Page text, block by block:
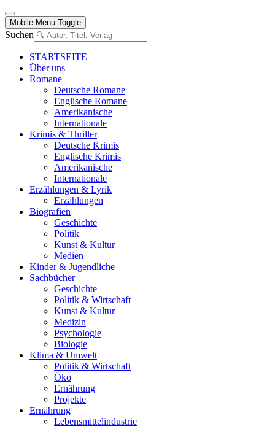
Mobile Menu Toggle
Suchen
STARTSEITE
Über uns
Romane
Deutsche Romane
Englische Romane
Amerikanische
Internationale
Krimis & Thriller
Deutsche Krimis
Englische Krimis
Amerikanische
Internationale
Erzählungen & Lyrik
Erzählungen
Biografien
Geschichte
Politik
Kunst & Kultur
Medien
Kinder & Jugendliche
Sachbücher
Geschichte
Politik & Wirtschaft
Kunst & Kultur
Medizin
Psychologie
Biologie
Klima & Umwelt
Politik & Wirtschaft
Öko
Ernährung
Projekte
Ernährung
Lebensmittelindustrie